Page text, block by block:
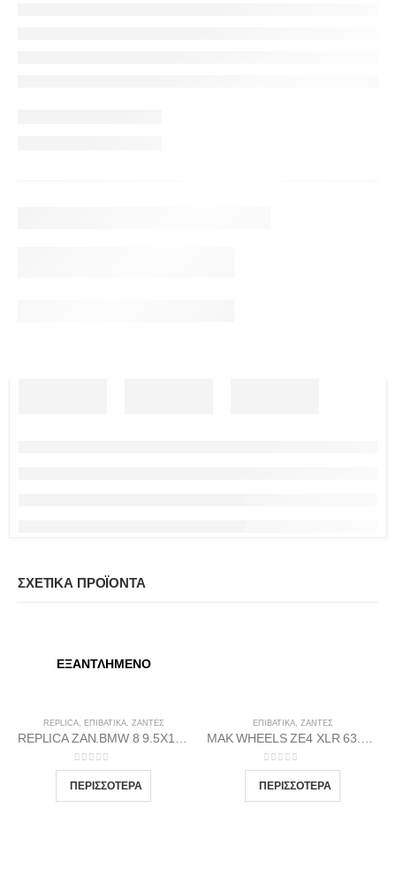
ΣΧΕΤΙΚΆ ΠΡΟΪΌΝΤΑ
ΕΞΑΝΤΛΗΜΈΝΟ
REPLICA, ΕΠΙΒΑΤΙΚΑ, ΖΆΝΤΕΣ
0out of 5
ΕΠΙΒΑΤΙΚΑ, ΖΆΝΤΕΣ
0out of 5